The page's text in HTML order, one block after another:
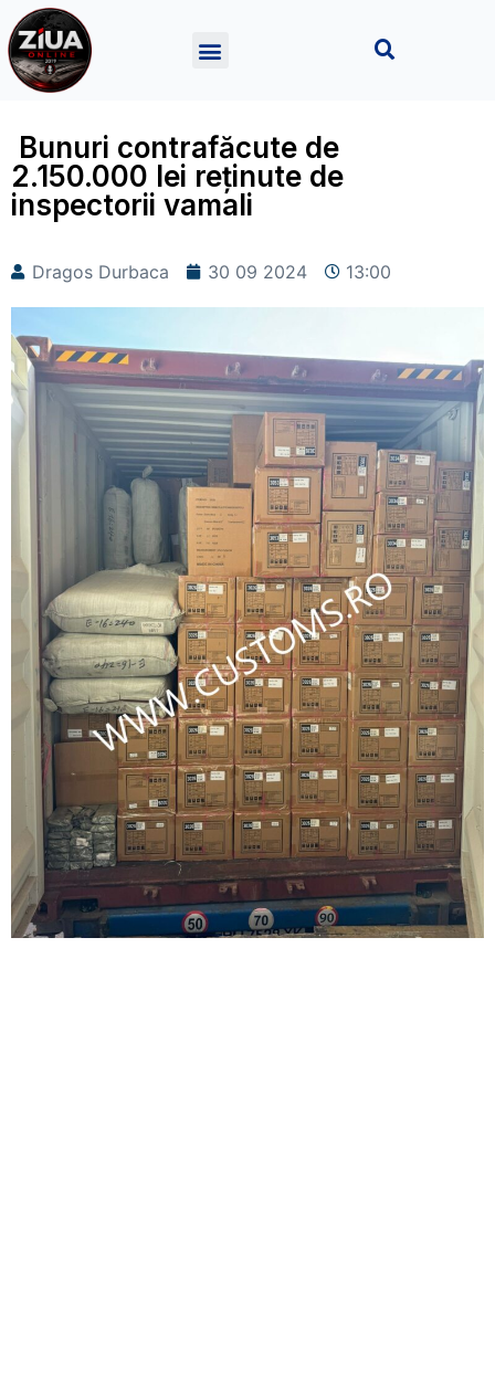
Bunuri contrafăcute de
2.150.000 lei reținute de
inspectorii vamali
Dragos Durbaca 30 09 2024 13:00